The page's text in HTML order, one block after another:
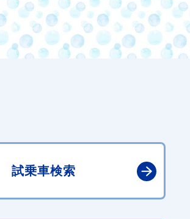
試乗車検索